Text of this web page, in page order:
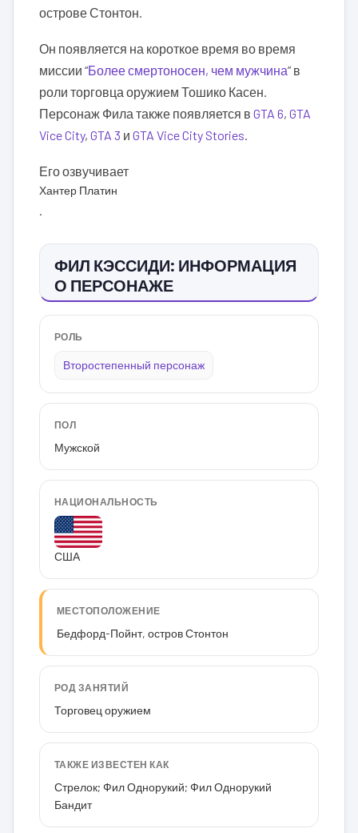
острове Стонтон.
Он появляется на короткое время во время
миссии “Более смертоносен, чем мужчина” в
роли торговца оружием Тошико Касен.
Персонаж Фила также появляется в GTA 6, GTA
Vice City, GTA 3 и GTA Vice City Stories.
Его озвучивает
Хантер Платин
.
ФИЛ КЭССИДИ: ИНФОРМАЦИЯ
О ПЕРСОНАЖЕ
РОЛЬ
Второстепенный персонаж
ПОЛ
Мужской
НАЦИОНАЛЬНОСТЬ
США
МЕСТОПОЛОЖЕНИЕ
Бедфорд-Пойнт, остров Стонтон
РОД ЗАНЯТИЙ
Торговец оружием
ТАКЖЕ ИЗВЕСТЕН КАК
Стрелок; Фил Однорукий; Фил Однорукий
Бандит